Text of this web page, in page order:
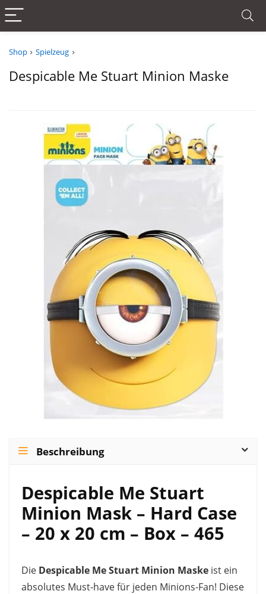
Shop Spielzeug
Despicable Me Stuart Minion Maske
Beschreibung
Despicable Me Stuart
Minion Mask – Hard Case
– 20 x 20 cm – Box – 465
Die Despicable Me Stuart Minion Maske ist ein
absolutes Must-have für jeden Minions-Fan! Diese